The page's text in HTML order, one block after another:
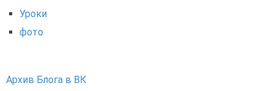
Уроки
фото
Архив Блога в ВК